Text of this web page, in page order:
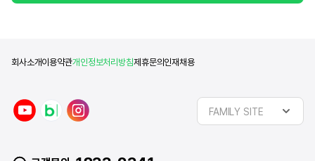
및 이용하고자 합니다. 회사는 귀하의 정보를 관리함에 있어서 「개인정보
■ 개인정보 수집 및 이용에 대한 동의(필수)
이름, 휴대폰번호, 이메일,
카카오톡ID, 전화번호, 주소,
및
동의일로부터
2년
회사소개이용약관개인정보처리방침제휴문의 인재채용
n
a
FAMILY SITE